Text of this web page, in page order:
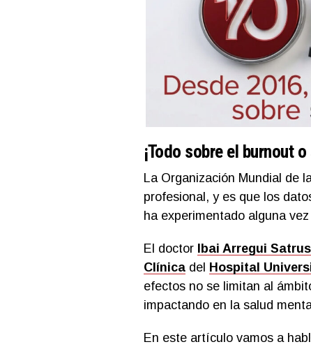
¡Todo sobre el burnout
La Organización Mundial de
profesional, y es que los
ha experimentado alguna
El doctor Ibai Arregui
Clínicadel Hospital
efectos no se limitan al
impactando en la salud
En este artículo vamos a